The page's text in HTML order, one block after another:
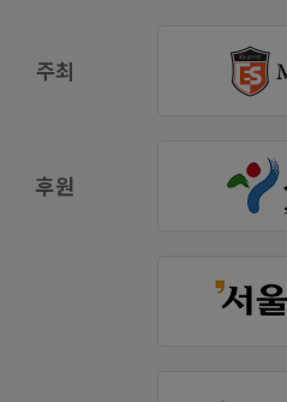
주최
후원